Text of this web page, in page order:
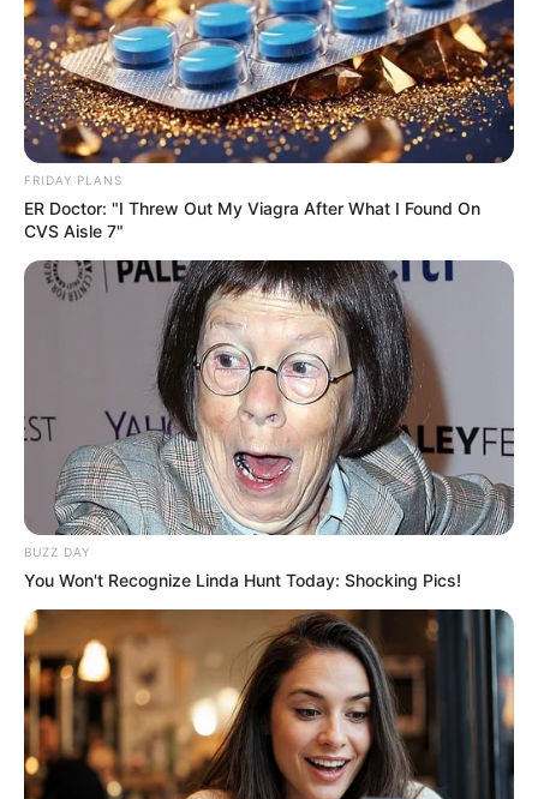
FRIDAY PLANS
ER Doctor: "I Threw Out My Viagra After What I Found On
CVS Aisle 7"
BUZZ DAY
You Won't Recognize Linda Hunt Today: Shocking Pics!